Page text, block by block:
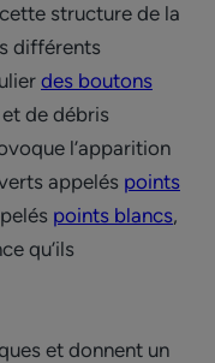
structure de la
différents
des boutons
et de débris
l’apparition
appelés points
points blancs,
qu’ils
et donnent un